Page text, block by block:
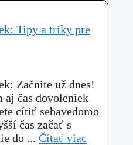
Tipy a triky pre
Začnite už dnes!
aj čas dovoleniek
cítiť sebavedomo
čas začať s
do ... Čítať viac